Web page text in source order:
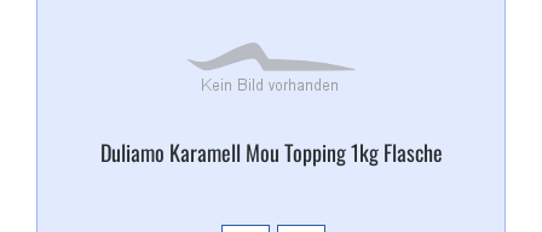
Duliamo Karamell Mou Topping 1kg Flasche